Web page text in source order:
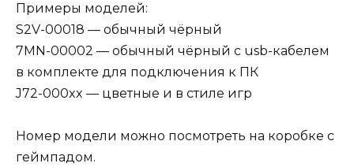
Примеры моделей:
S2V-00018 — обычный чёрный
7MN-00002 — обычный чёрный с usb-кабелем
в комплекте для подключения к ПК
J72-000xx — цветные и в стиле игр
Номер модели можно посмотреть на коробке с
геймпадом.